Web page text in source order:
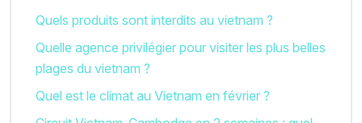
Quels produits sont interdits au vietnam ?
Quelle agence privilégier pour visiter les plus belles
plages du vietnam ?
Quel est le climat au Vietnam en février ?